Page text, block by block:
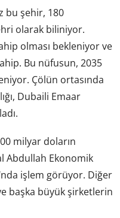
bu şehir, 180
olarak biliniyor.
olması bekleniyor ve
Bu nüfusun, 2035
Çölün ortasında
Dubaili Emaar
milyar doların
Abdullah Ekonomik
işlem görüyor. Diğer
başka büyük şirketlerin